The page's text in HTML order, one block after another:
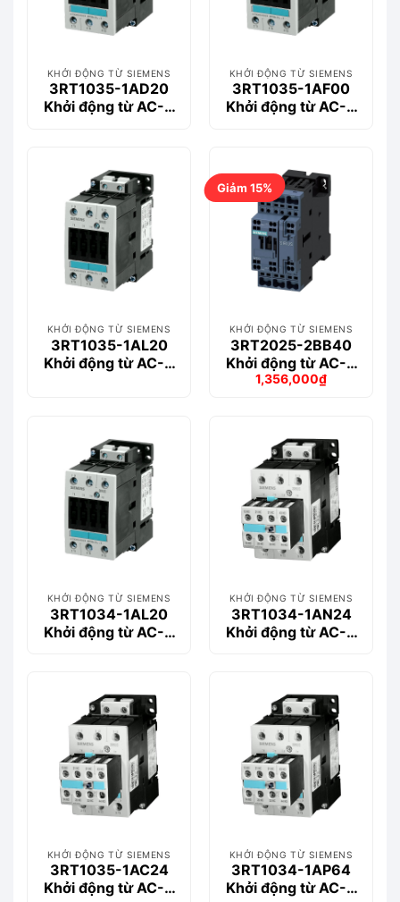
KHỞI ĐỘNG TỪ SIEMENS
3RT1035-1AD20
Khởi động từ AC-3
KHỞI ĐỘNG TỪ SIEMENS
3RT1035-1AF00
Khởi động từ AC-3
KHỞI ĐỘNG TỪ SIEMENS
3RT1035-1AL20
Khởi động từ AC-3
Giảm 15%
KHỞI ĐỘNG TỪ SIEMENS
3RT2025-2BB40
Khởi động từ AC-3
17 A, 7.5 kW / 400 V
Giá
1,356,000₫
Giá
1,356,000₫.
KHỞI ĐỘNG TỪ SIEMENS
3RT1034-1AL20
Khởi động từ AC-3
KHỞI ĐỘNG TỪ SIEMENS
3RT1034-1AN24
Khởi động từ AC-3
KHỞI ĐỘNG TỪ SIEMENS
3RT1035-1AC24
Khởi động từ AC-3
KHỞI ĐỘNG TỪ SIEMENS
3RT1034-1AP64
Khởi động từ AC-3